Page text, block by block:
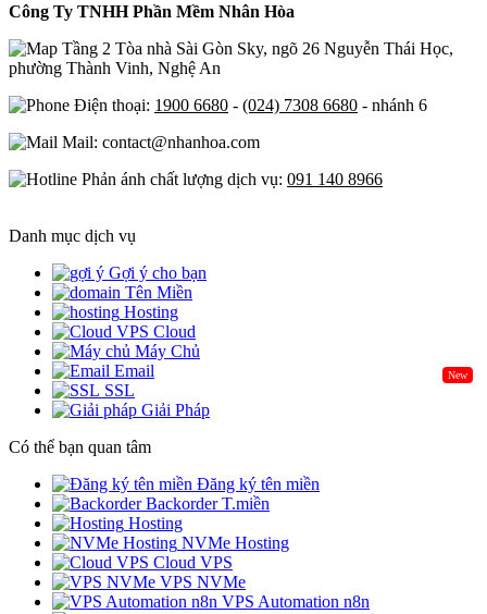
Công Ty TNHH Phần Mềm Nhân Hòa
Tầng 2 Tòa nhà Sài Gòn Sky, ngõ 26 Nguyễn Thái Học,
phường Thành Vinh, Nghệ An
Điện thoại: 1900 6680 - (024) 7308 6680 - nhánh 6
Mail: contact@nhanhoa.com
Phản ánh chất lượng dịch vụ: 091 140 8966
Danh mục dịch vụ
Gợi ý cho bạn
Tên Miền
Hosting
Cloud
Máy Chủ
New
Email
SSL
Giải Pháp
Có thể bạn quan tâm
Đăng ký tên miền
Backorder T.miền
Hosting
NVMe Hosting
Cloud VPS
VPS NVMe
VPS Automation n8n